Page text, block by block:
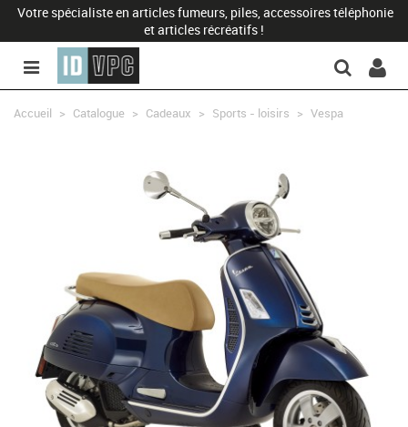
Votre spécialiste en articles fumeurs, piles, accessoires téléphonie
et articles récréatifs !
Accueil > Catalogue > Cadeaux > Sports - loisirs > Vespa